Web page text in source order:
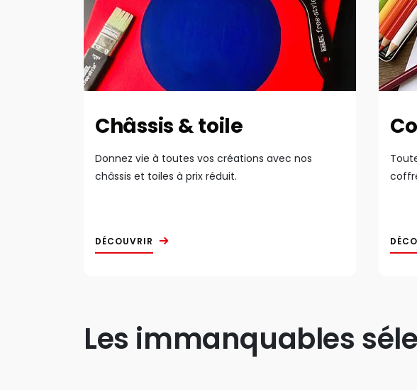
Châssis & toile
Donnez vie à toutes vos créations avec nos
châssis et toiles à prix réduit.
DÉCOUVRIR
Les immanquables